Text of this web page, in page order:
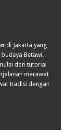
di Jakarta yang
Betawi.
dari tutorial
merawat
tradisi dengan